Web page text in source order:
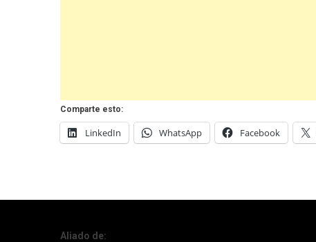
Comparte esto:
LinkedIn WhatsApp Facebook
Aliado de: